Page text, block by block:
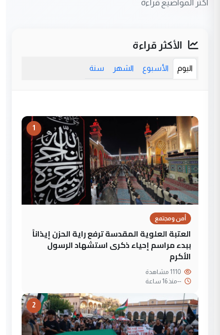
أكثر المواضيع قراءة
الأكثر قراءة
اليوم الأسبوع الشهر سنة
1
أمن ومجتمع
العتبة العلوية المقدسة ترفع راية الحزن إيذاناً
ببدء مراسم إحياء ذكرى استشهاد الرسول
الأكرم
--منذ 16 ساعة
2